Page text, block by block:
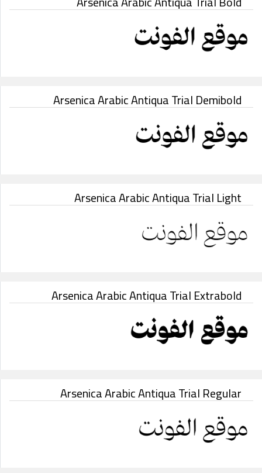
Arsenica Arabic Antiqua Trial Demibold
Arsenica Arabic Antiqua Trial Light
Arsenica Arabic Antiqua Trial Extrabold
Arsenica Arabic Antiqua Trial Regular